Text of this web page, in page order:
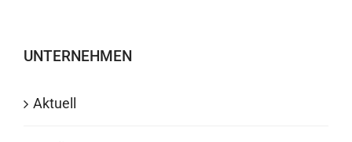
UNTERNEHMEN
Aktuell